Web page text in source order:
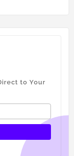
to Your